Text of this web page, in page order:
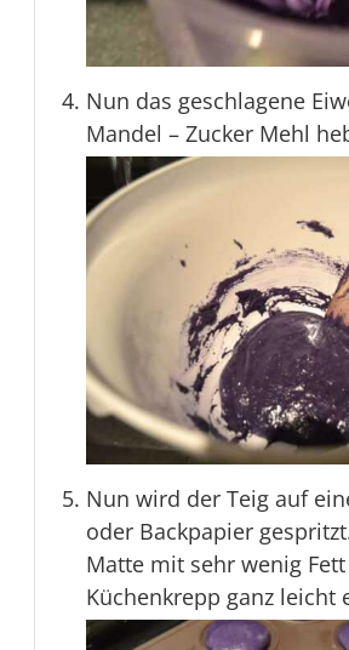
Nun das geschlagene
Mandel – Zucker Mehl
Nun wird der Teig auf
oder Backpapier
Matte mit sehr wenig
Küchenkrepp ganz leicht